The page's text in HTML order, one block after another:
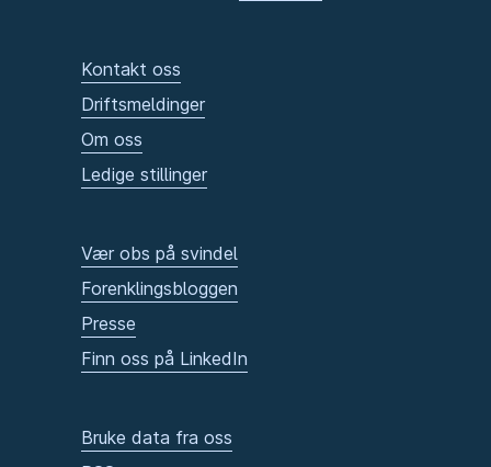
Kontakt oss
Driftsmeldinger
Om oss
Ledige stillinger
Vær obs på svindel
Forenklingsbloggen
Presse
Finn oss på LinkedIn
Bruke data fra oss